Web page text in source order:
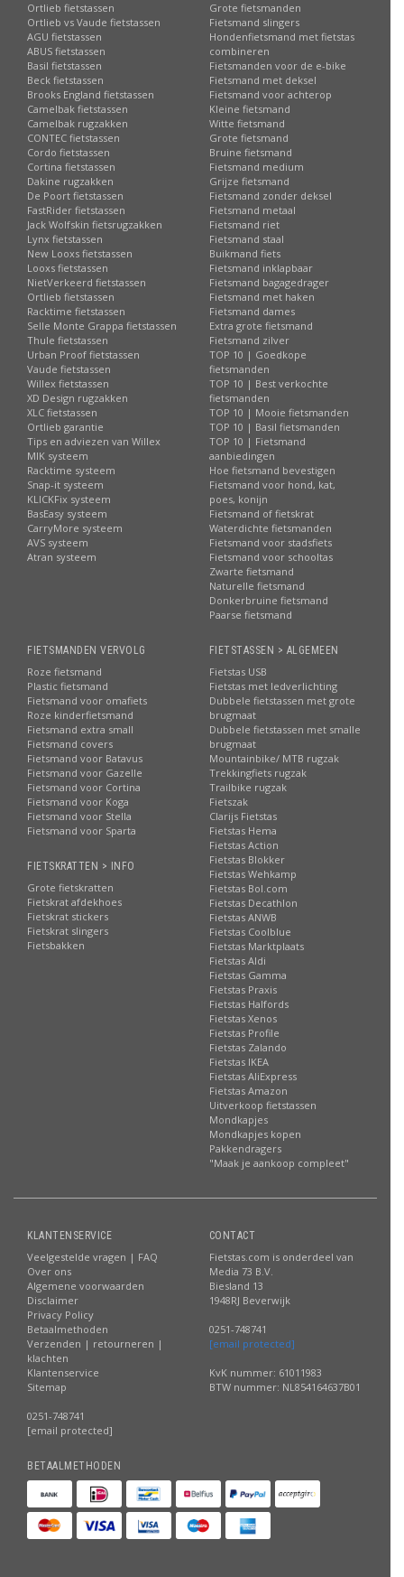
Ortlieb fietstassen
Ortlieb vs Vaude fietstassen
AGU fietstassen
ABUS fietstassen
Basil fietstassen
Beck fietstassen
Brooks England fietstassen
Camelbak fietstassen
Camelbak rugzakken
CONTEC fietstassen
Cordo fietstassen
Cortina fietstassen
Dakine rugzakken
De Poort fietstassen
FastRider fietstassen
Jack Wolfskin fietsrugzakken
Lynx fietstassen
New Looxs fietstassen
Looxs fietstassen
NietVerkeerd fietstassen
Ortlieb fietstassen
Racktime fietstassen
Selle Monte Grappa fietstassen
Thule fietstassen
Urban Proof fietstassen
Vaude fietstassen
Willex fietstassen
XD Design rugzakken
XLC fietstassen
Ortlieb garantie
Tips en adviezen van Willex
MIK systeem
Racktime systeem
Snap-it systeem
KLICKFix systeem
BasEasy systeem
CarryMore systeem
AVS systeem
Atran systeem
Grote fietsmanden
Fietsmand slingers
Hondenfietsmand met fietstas
combineren
Fietsmanden voor de e-bike
Fietsmand met deksel
Fietsmand voor achterop
Kleine fietsmand
Witte fietsmand
Grote fietsmand
Bruine fietsmand
Fietsmand medium
Grijze fietsmand
Fietsmand zonder deksel
Fietsmand metaal
Fietsmand riet
Fietsmand staal
Buikmand fiets
Fietsmand inklapbaar
Fietsmand bagagedrager
Fietsmand met haken
Fietsmand dames
Extra grote fietsmand
Fietsmand zilver
TOP 10 | Goedkope
fietsmanden
TOP 10 | Best verkochte
fietsmanden
TOP 10 | Mooie fietsmanden
TOP 10 | Basil fietsmanden
TOP 10 | Fietsmand
aanbiedingen
Hoe fietsmand bevestigen
Fietsmand voor hond, kat,
poes, konijn
Fietsmand of fietskrat
Waterdichte fietsmanden
Fietsmand voor stadsfiets
Fietsmand voor schooltas
Zwarte fietsmand
Naturelle fietsmand
Donkerbruine fietsmand
Paarse fietsmand
FIETSMANDEN VERVOLG
Roze fietsmand
Plastic fietsmand
Fietsmand voor omafiets
Roze kinderfietsmand
Fietsmand extra small
Fietsmand covers
Fietsmand voor Batavus
Fietsmand voor Gazelle
Fietsmand voor Cortina
Fietsmand voor Koga
Fietsmand voor Stella
Fietsmand voor Sparta
FIETSKRATTEN > INFO
Grote fietskratten
Fietskrat afdekhoes
Fietskrat stickers
Fietskrat slingers
Fietsbakken
FIETSTASSEN > ALGEMEEN
Fietstas USB
Fietstas met ledverlichting
Dubbele fietstassen met grote
brugmaat
Dubbele fietstassen met smalle
brugmaat
Mountainbike/ MTB rugzak
Trekkingfiets rugzak
Trailbike rugzak
Fietszak
Clarijs Fietstas
Fietstas Hema
Fietstas Action
Fietstas Blokker
Fietstas Wehkamp
Fietstas Bol.com
Fietstas Decathlon
Fietstas ANWB
Fietstas Coolblue
Fietstas Marktplaats
Fietstas Aldi
Fietstas Gamma
Fietstas Praxis
Fietstas Halfords
Fietstas Xenos
Fietstas Profile
Fietstas Zalando
Fietstas IKEA
Fietstas AliExpress
Fietstas Amazon
Uitverkoop fietstassen
Mondkapjes
Mondkapjes kopen
Pakkendragers
"Maak je aankoop compleet"
KLANTENSERVICE
Veelgestelde vragen | FAQ
Over ons
Algemene voorwaarden
Disclaimer
Privacy Policy
Betaalmethoden
Verzenden | retourneren |
klachten
Klantenservice
Sitemap
0251-748741
[email protected]
CONTACT
Fietstas.com is onderdeel van
Media 73 B.V.
Biesland 13
1948RJ Beverwijk
0251-748741
[email protected]
KvK nummer: 61011983
BTW nummer: NL854164637B01
BETAALMETHODEN